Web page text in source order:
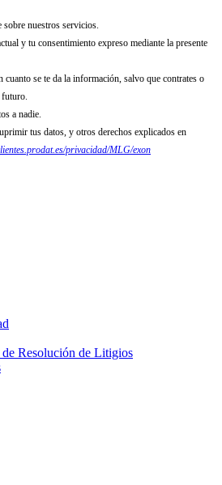
sobre nuestros servicios.
y tu consentimiento expreso mediante la presente
cuanto se te da la información, salvo que contrates o
futuro.
a nadie.
tus datos, y otros derechos explicados en
privacidad/MLG/exon
Resolución de Litigios